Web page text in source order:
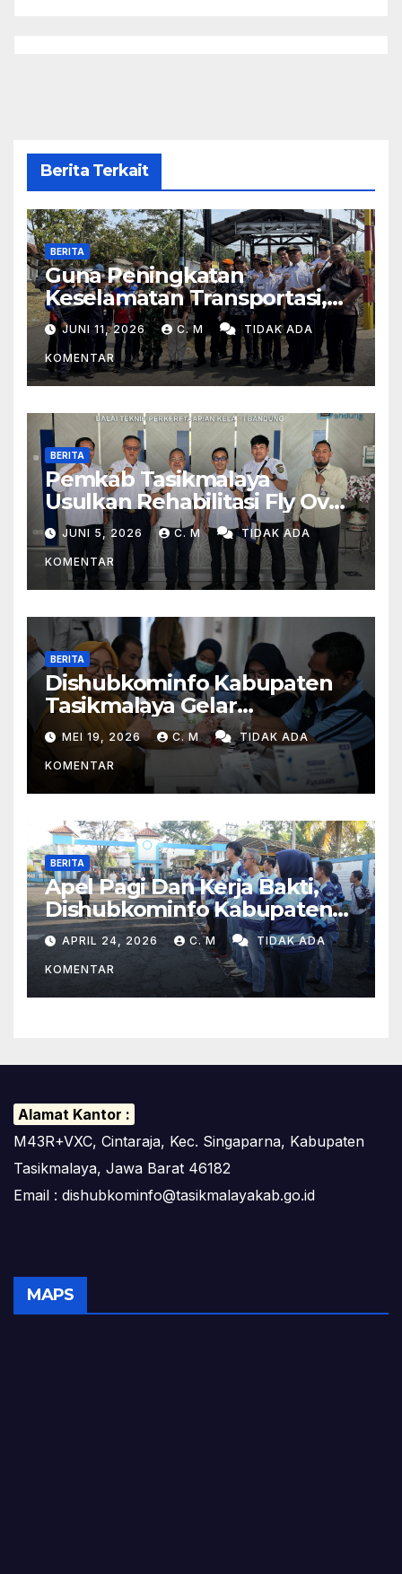
Berita Terkait
BERITA
Guna Peningkatan
Keselamatan Transportasi,
Peninjauan Lapangan
Perlintasan Kereta Api Di
Wilayah Tasikmalaya
JUNI 11, 2026 C. M TIDAK ADA
KOMENTAR
BERITA
Pemkab Tasikmalaya
Usulkan Rehabilitasi Fly Over
Dan Penambahan Layanan
Kereta Api Di Rajapolah
JUNI 5, 2026 C. M TIDAK ADA
KOMENTAR
BERITA
Dishubkominfo Kabupaten
Tasikmalaya Gelar
Pemeriksaan Kesehatan Bagi
Para Pegawai
MEI 19, 2026 C. M TIDAK ADA
KOMENTAR
BERITA
Apel Pagi Dan Kerja Bakti,
Dishubkominfo Kabupaten
Tasikmalaya Ciptakan
Lingkungan Kerja Yang Sehat
APRIL 24, 2026 C. M TIDAK ADA
KOMENTAR
Alamat Kantor :
M43R+VXC, Cintaraja, Kec. Singaparna, Kabupaten
Tasikmalaya, Jawa Barat 46182
Email : dishubkominfo@tasikmalayakab.go.id
MAPS